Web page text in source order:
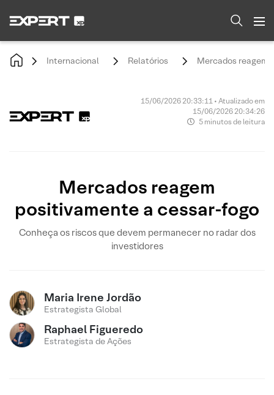
Internacional Relatórios Mercados reagem
15/06/2026 20:33:11 • Atualizado em
15/06/2026 20:34:26
5 minutos de leitura
Mercados reagem
positivamente a cessar-fogo
Conheça os riscos que devem permanecer no radar dos
investidores
Maria Irene Jordão
Estrategista Global
Raphael Figueredo
Estrategista de Ações